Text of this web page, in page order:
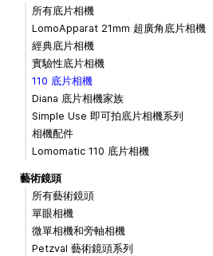
所有底片相機
LomoApparat 21mm 超廣角底片相機
經典底片相機
實驗性底片相機
110 底片相機
Diana 底片相機家族
Simple Use 即可拍底片相機系列
相機配件
Lomomatic 110 底片相機
藝術鏡頭
所有藝術鏡頭
單眼相機
微單相機和旁軸相機
Petzval 藝術鏡頭系列